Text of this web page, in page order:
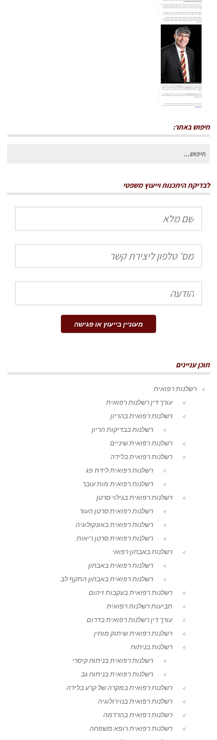
חיפוש באתר:
חיפוש
לבדיקת היתכנות וייעוץ משפטי
שם
מלא
טלפון
הודעה
מעוניין בייעוץ או פגישה
תוכן עניינים
רשלנות רפואית
עורך דין רשלנות רפואית
רשלנות רפואית בהריון
רשלנות בבדיקות הריון
רשלנות רפואית שיניים
רשלנות רפואית בלידה
רשלנות רפואית לידת פג
רשלנות רפואית מות עובר
רשלנות רפואית בגילוי סרטן
רשלנות רפואית סרטן העור
רשלנות רפואית באונקולוגיה
רשלנות רפואית סרטן ריאות
רשלנות באבחון רפואי
רשלנות רפואית באבחון
רשלנות רפואית באבחון התקף לב
רשלנות רפואית בעקבות זיהום
תביעות רשלנות רפואית
עורך דין רשלנות רפואית בדרום
רשלנות רפואית שיתוק מוחין
רשלנות בניתוח
רשלנות רפואית בניתוח קיסרי
רשלנות רפואית בניתוח גב
רשלנות רפואית במקרה של קרע בלידה
רשלנות רפואית בנוירולוגיה
רשלנות רפואית בהרדמה
רשלנות רפואית רופא משפחה